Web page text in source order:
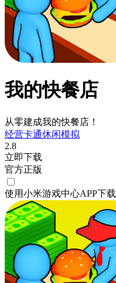
我的快餐店
从零建成我的快餐店！
经营卡通休闲模拟
2.8
立即下载
官方正版
使用小米游戏中心APP下载